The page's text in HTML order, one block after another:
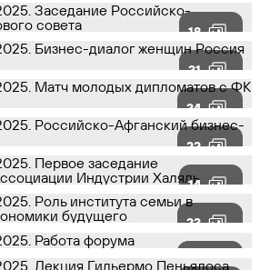
18
31
34
22
14
23
62